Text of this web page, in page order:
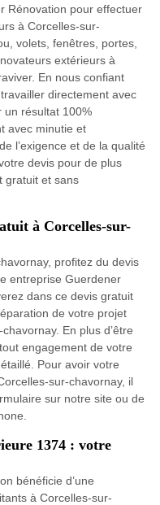
Rénovation pour effectuer
à Corcelles-sur-
volets, fenêtres, portes,
extérieurs à
En nous confiant
directement avec
un résultat 100%
avec minutie et
l’exigence et de la qualité
devis pour de plus
gratuit et sans
à Corcelles-sur-
profitez du devis
entreprise Guerdener
dans ce devis gratuit
de votre projet
En plus d’être
engagement de votre
Pour avoir votre
sur-chavornay, il
sur notre site ou de
1374 : votre
bénéficie d’une
à Corcelles-sur-